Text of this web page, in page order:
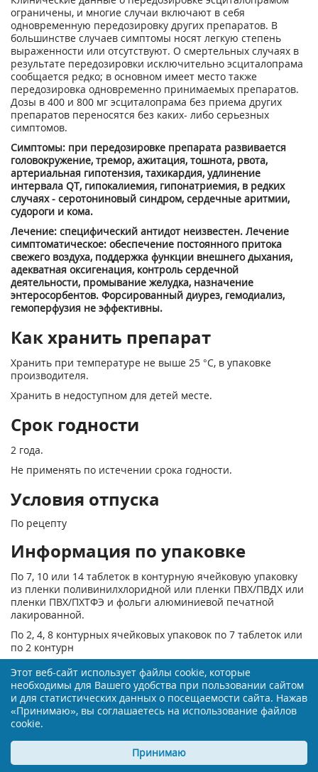
ограничены, и многие случаи включают в себя
одновременную передозировку других препаратов. В
большинстве случаев симптомы носят легкую степень
выраженности или отсутствуют. О смертельных случаях в
результате передозировки исключительно эсциталопрама
сообщается редко; в основном имеет место также
передозировка одновременно принимаемых препаратов.
Дозы в 400 и 800 мг эсциталопрама без приема других
препаратов переносятся без каких- либо серьезных
симптомов.
Симптомы: при передозировке препарата развивается
головокружение, тремор, ажитация, тошнота, рвота,
артериальная гипотензия, тахикардия, удлинение
интервала QT, гипокалиемия, гипонатриемия, в редких
случаях - серотониновый синдром, сердечные аритмии,
судороги и кома.
Лечение: специфический антидот неизвестен. Лечение
симптоматическое: обеспечение постоянного притока
свежего воздуха, поддержка функции внешнего дыхания,
адекватная оксигенация, контроль сердечной
деятельности, промывание желудка, назначение
энтеросорбентов. Форсированный диурез, гемодиализ,
гемоперфузия не эффективны.
Как хранить препарат
Хранить при температуре не выше 25 °С, в упаковке
производителя.
Хранить в недоступном для детей месте.
Срок годности
2 года.
Не применять по истечении срока годности.
Условия отпуска
По рецепту
Информация по упаковке
По 7, 10 или 14 таблеток в контурную ячейковую упаковку
из пленки поливинилхлоридной или пленки ПВХ/ПВДХ или
пленки ПВХ/ПХТФЭ и фольги алюминиевой печатной
лакированной.
По 2, 4, 8 контурных ячейковых упаковок по 7 таблеток или
по 2 контурн
Информация для врачей о
препарате Эсциталопрам Канон
Фармакологическая группа
антидепрессант
Этот веб-сайт использует файлы cookie, которые
необходимы для Вашего удобства при пользовании сайтом
и для статистических данных о посещаемости сайта. Нажав
«Принимаю», вы соглашаетесь на использование файлов
cookie.
Принимаю